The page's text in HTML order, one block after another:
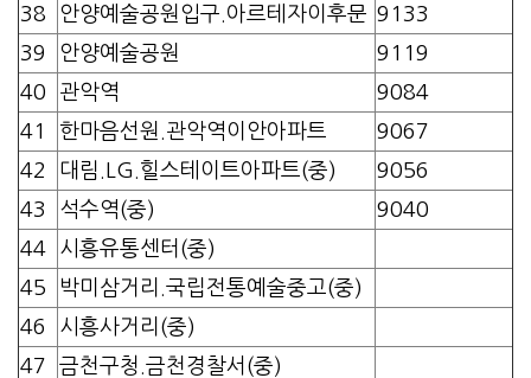
38
안양예술공원입구.아르테자이후문 9133
39
안양예술공원
9119
40
관악역
9084
41
한마음선원.관악역이안아파트
9067
42
대림.LG.힐스테이트아파트(중)
9056
43
석수역(중)
9040
44
시흥유통센터(중)
45
박미삼거리.국립전통예술중고(중)
46
시흥사거리(중)
47
금천구청.금천경찰서(중)